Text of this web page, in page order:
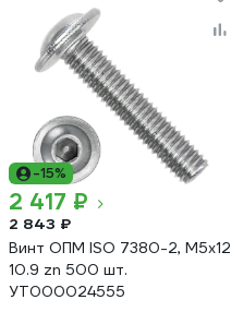
-15%
2 417 ₽
2 843 ₽
Винт ОПМ ISO 7380-2, М5x12
10.9 zn 500 шт.
УТ000024555